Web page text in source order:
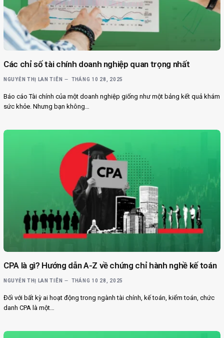
Các chỉ số tài chính doanh nghiệp quan trọng nhất
NGUYỄN THỊ LAN TIÊN THÁNG 10 28, 2025
Báo cáo Tài chính của một doanh nghiệp giống như một bảng kết quả khám
sức khỏe. Nhưng bạn không…
CPA là gì? Hướng dẫn A-Z về chứng chỉ hành nghề kế toán
NGUYỄN THỊ LAN TIÊN THÁNG 10 28, 2025
Đối với bất kỳ ai hoạt động trong ngành tài chính, kế toán, kiểm toán, chức
danh CPA là một…